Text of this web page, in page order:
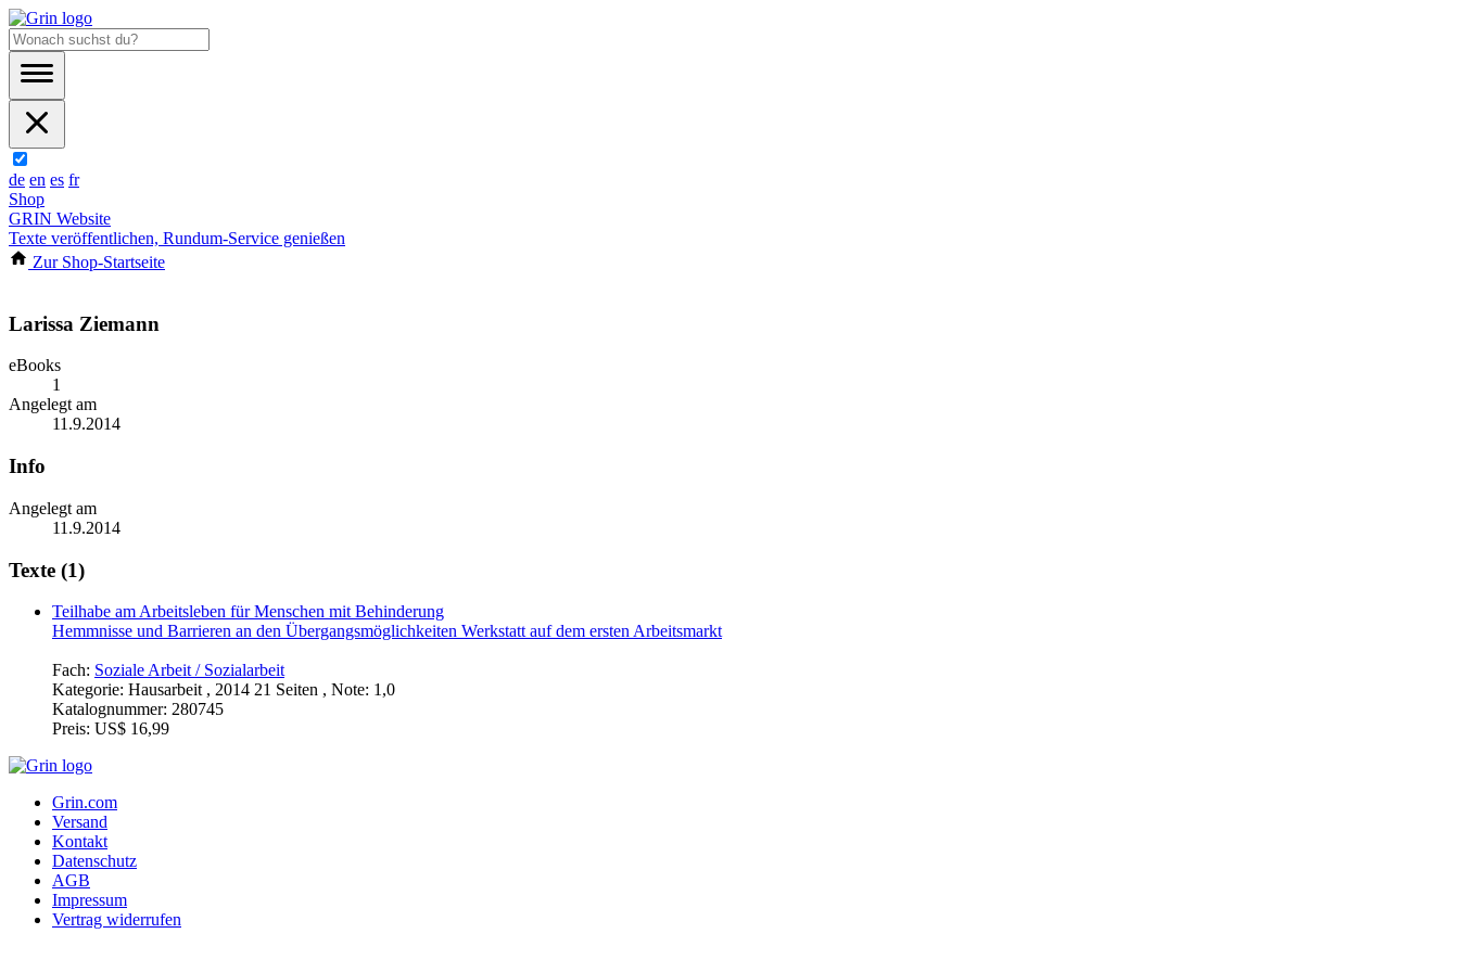
de en es fr
Shop
GRIN Website
Texte veröffentlichen, Rundum-Service genießen
Zur Shop-Startseite
Larissa Ziemann
eBooks
1
Angelegt am
11.9.2014
Info
Angelegt am
11.9.2014
Texte (1)
Teilhabe am Arbeitsleben für Menschen mit Behinderung
Hemmnisse und Barrieren an den Übergangsmöglichkeiten Werkstatt auf dem ersten Arbeitsmarkt
Fach: Soziale Arbeit / Sozialarbeit
Kategorie: Hausarbeit , 2014 21 Seiten , Note: 1,0
Katalognummer: 280745
Preis: US$ 16,99
Grin.com
Versand
Kontakt
Datenschutz
AGB
Impressum
Vertrag widerrufen